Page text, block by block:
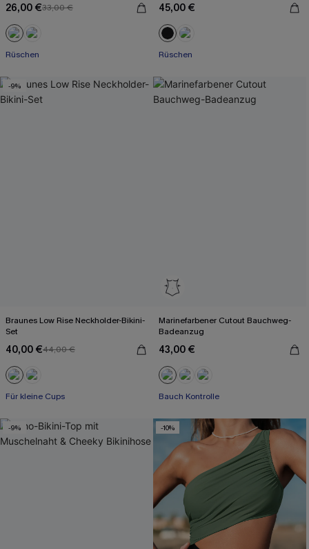
26,00 €33,00 €
Rüschen
45,00 €
Rüschen
-9%
Braunes Low Rise Neckholder-Bikini-
Set
40,00 €44,00 €
Für kleine Cups
Marinefarbener Cutout Bauchweg-
Badeanzug
43,00 €
Bauch Kontrolle
-9% -10%